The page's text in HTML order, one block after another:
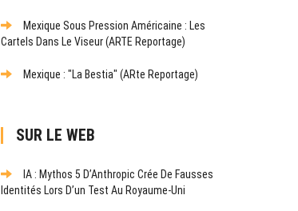
Mexique Sous Pression Américaine : Les
Cartels Dans Le Viseur (ARTE Reportage)
Mexique : "La Bestia" (ARte Reportage)
SUR LE WEB
IA : Mythos 5 D’Anthropic Crée De Fausses
Identités Lors D’un Test Au Royaume-Uni